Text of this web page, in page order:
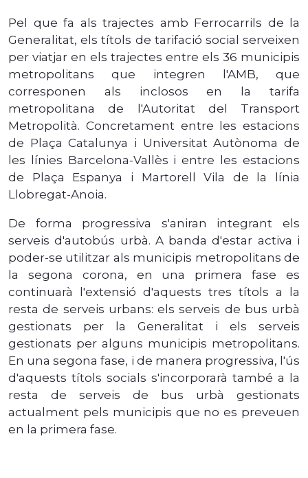
Pel que fa als trajectes amb Ferrocarrils de la
Generalitat, els títols de tarifació social serveixen
per viatjar en els trajectes entre els 36 municipis
metropolitans que integren l'AMB, que
corresponen als inclosos en la tarifa
metropolitana de l'Autoritat del Transport
Metropolità. Concretament entre les estacions
de Plaça Catalunya i Universitat Autònoma de
les línies Barcelona-Vallès i entre les estacions
de Plaça Espanya i Martorell Vila de la línia
Llobregat-Anoia.
De forma progressiva s'aniran integrant els
serveis d'autobús urbà. A banda d'estar activa i
poder-se utilitzar als municipis metropolitans de
la segona corona, en una primera fase es
continuarà l'extensió d'aquests tres títols a la
resta de serveis urbans: els serveis de bus urbà
gestionats per la Generalitat i els serveis
gestionats per alguns municipis metropolitans.
En una segona fase, i de manera progressiva, l'ús
d'aquests títols socials s'incorporarà també a la
resta de serveis de bus urbà gestionats
actualment pels municipis que no es preveuen
en la primera fase.